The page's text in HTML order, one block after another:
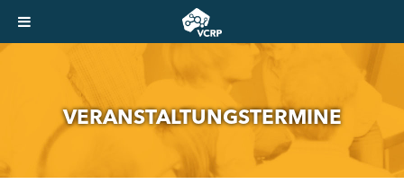
VER­AN­STAL­TUNGS­TER­MI­NE